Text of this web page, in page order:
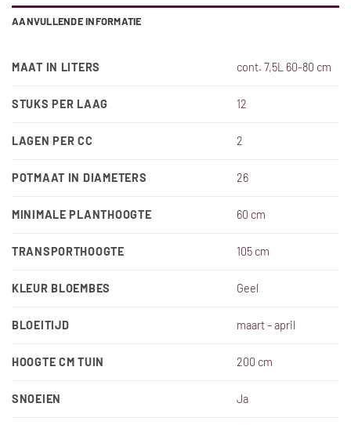
AANVULLENDE INFORMATIE
MAAT IN LITERS cont. 7,5L 60-80 cm
STUKS PER LAAG 12
LAGEN PER CC 2
POTMAAT IN DIAMETERS 26
MINIMALE PLANTHOOGTE 60 cm
TRANSPORTHOOGTE 105 cm
KLEUR BLOEMBES Geel
BLOEITIJD maart – april
HOOGTE CM TUIN 200 cm
SNOEIEN Ja